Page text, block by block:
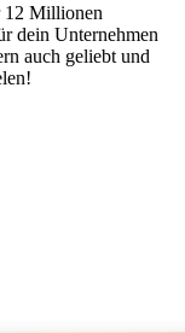
12 Millionen
dein Unternehmen
auch geliebt und